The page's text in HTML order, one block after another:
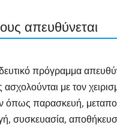
απευθύνεται
πρόγραμμα
με τον
όπως παρασκευή,
συσκευασία,